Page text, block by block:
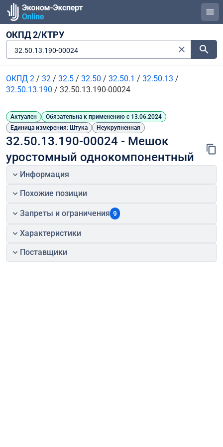
ОКПД 2/КТРУ
32.50.13.190-00024
ОКПД 2 / 32 / 32.5 / 32.50 / 32.50.1 / 32.50.13 /
32.50.13.190 / 32.50.13.190-00024
Актуален
Обязательна к применению с 13.06.2024
Единица измерения: Штука
Неукрупненная
32.50.13.190-00024 - Мешок
уростомный однокомпонентный
Информация
Похожие позиции
Запреты и ограничения 9
Характеристики
Поставщики